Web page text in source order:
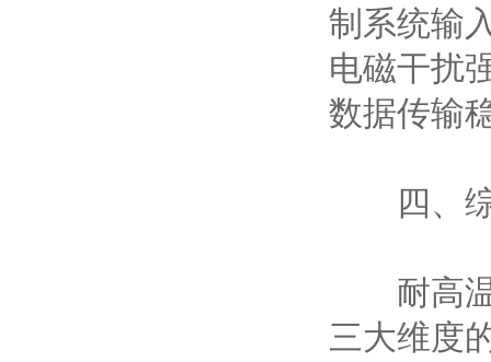
制系统输
电磁干扰
数据传输
四、综
耐高温
三大维度